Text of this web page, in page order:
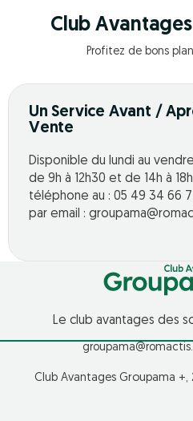
Club
Profitez de bons
Un Service Avant /
Vente
Disponible du lundi au
de 9h à 12h30 et de 14h à
téléphone au : 05 49 34 66
par email :
Le club avantages des
Club Avantages Groupama +,